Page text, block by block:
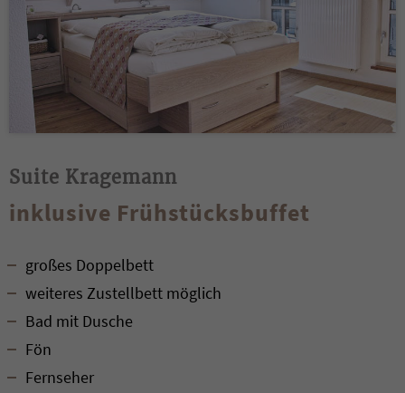
Suite Kragemann
inklusive Frühstücksbuffet
großes Doppelbett
weiteres Zustellbett möglich
Bad mit Dusche
Fön
Fernseher